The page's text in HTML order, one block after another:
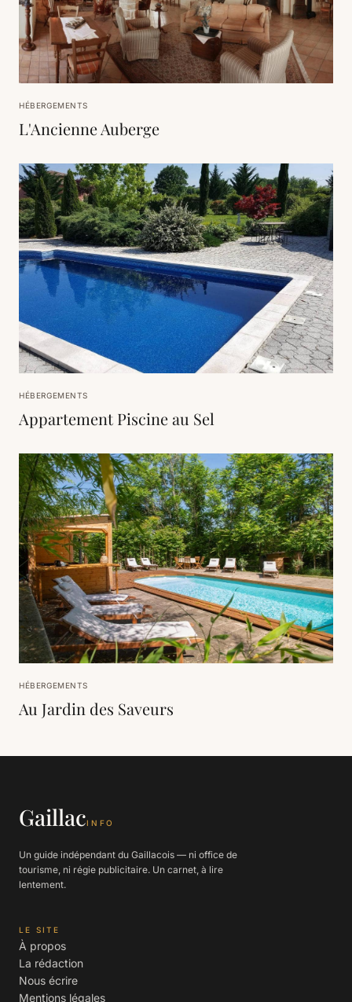
HÉBERGEMENTS
L'Ancienne Auberge
HÉBERGEMENTS
Appartement Piscine au Sel
HÉBERGEMENTS
Au Jardin des Saveurs
GaillacINFO
Un guide indépendant du Gaillacois — ni office de
tourisme, ni régie publicitaire. Un carnet, à lire
lentement.
LE SITE
À propos
La rédaction
Nous écrire
Mentions légales